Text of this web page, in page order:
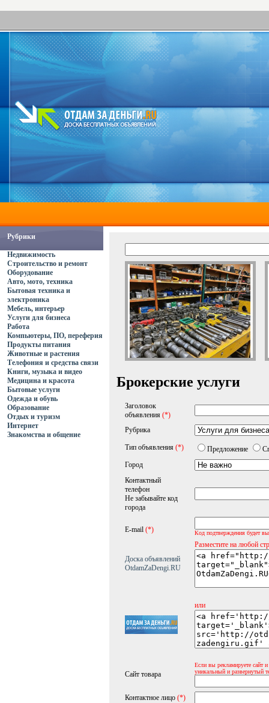
Рубрики
Недвижимость
Строительство и ремонт
Оборудование
Авто, мото, техника
Бытовая техника и
электроника
Мебель, интерьер
Услуги для бизнеса
Работа
Компьютеры, ПО, переферия
Продукты питания
Животные и растения
Телефония и средства связи
Книги, музыка и видео
Медицина и красота
Бытовые услуги
Одежда и обувь
Образование
Отдых и туризм
Интернет
Знакомства и общение
Брокерские услуги
Заголовок
объявления (*)
Рубрика
Тип объявления (*) Предложение
Город
Контактный
телефон
Не забывайте код
города
E-mail (*) Код подтверждения будет
Доска объявлений
OtdamZaDengi.RU
Разместите на любой
или
Сайт товара
Если вы рекламируете сайт
уникальный и развернутый
Контактное лицо (*)